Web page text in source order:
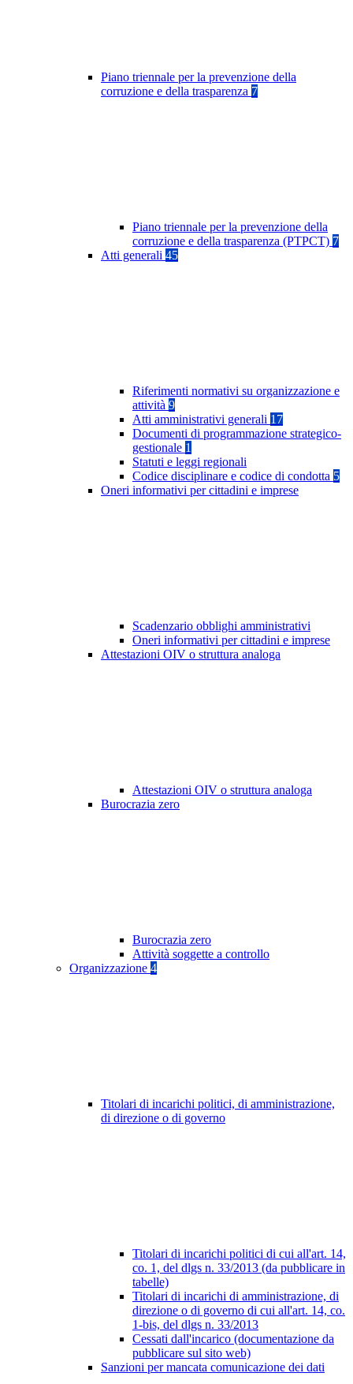
Piano triennale per la prevenzione della
corruzione e della trasparenza 7
Piano triennale per la prevenzione della
corruzione e della trasparenza (PTPCT) 7
Atti generali 45
Riferimenti normativi su organizzazione e
attività 9
Atti amministrativi generali 17
Documenti di programmazione strategico-
gestionale 1
Statuti e leggi regionali
Codice disciplinare e codice di condotta 5
Oneri informativi per cittadini e imprese
Scadenzario obblighi amministrativi
Oneri informativi per cittadini e imprese
Attestazioni OIV o struttura analoga
Attestazioni OIV o struttura analoga
Burocrazia zero
Burocrazia zero
Attività soggette a controllo
Organizzazione 4
Titolari di incarichi politici, di amministrazione,
di direzione o di governo
Titolari di incarichi politici di cui all'art. 14,
co. 1, del dlgs n. 33/2013 (da pubblicare in
tabelle)
Titolari di incarichi di amministrazione, di
direzione o di governo di cui all'art. 14, co.
1-bis, del dlgs n. 33/2013
Cessati dall'incarico (documentazione da
pubblicare sul sito web)
Sanzioni per mancata comunicazione dei dati